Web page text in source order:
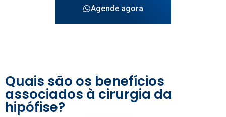
Agende agora
Quais são os benefícios
associados à cirurgia da
hipófise?